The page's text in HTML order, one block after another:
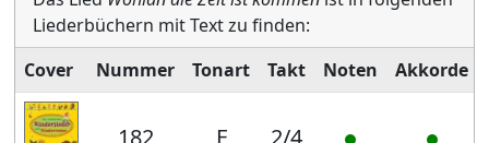
Liederbüchern mit Text zu finden:
Cover
Nummer Tonart Takt Noten Akkorde
182 F 2/4